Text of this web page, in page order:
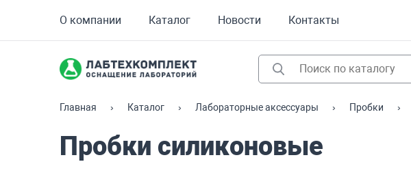
О компании Каталог Новости Контакты
Главная Каталог Лабораторные аксессуары Пробки
Пробки силиконовые